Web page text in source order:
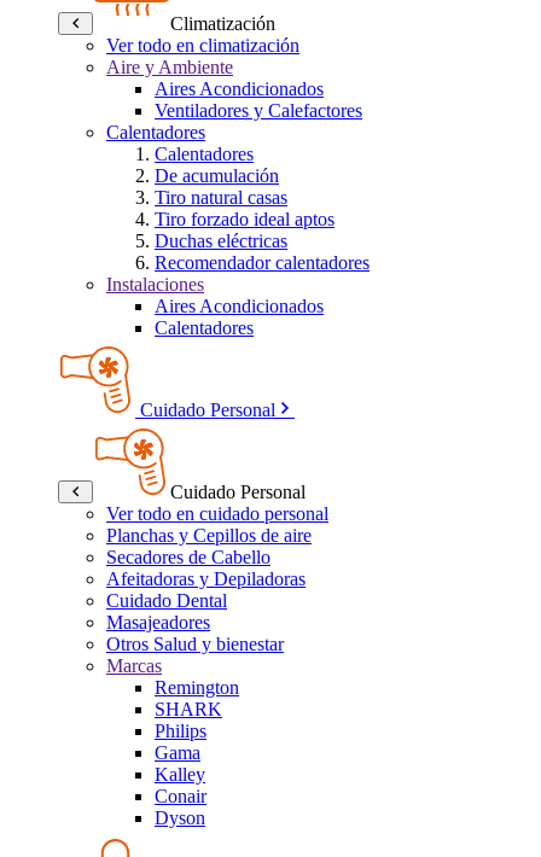
Climatización
Ver todo en climatización
Aire y Ambiente
Aires Acondicionados
Ventiladores y Calefactores
Calentadores
Calentadores
De acumulación
Tiro natural casas
Tiro forzado ideal aptos
Duchas eléctricas
Recomendador calentadores
Instalaciones
Aires Acondicionados
Calentadores
Cuidado Personal
Cuidado Personal
Ver todo en cuidado personal
Planchas y Cepillos de aire
Secadores de Cabello
Afeitadoras y Depiladoras
Cuidado Dental
Masajeadores
Otros Salud y bienestar
Marcas
Remington
SHARK
Philips
Gama
Kalley
Conair
Dyson